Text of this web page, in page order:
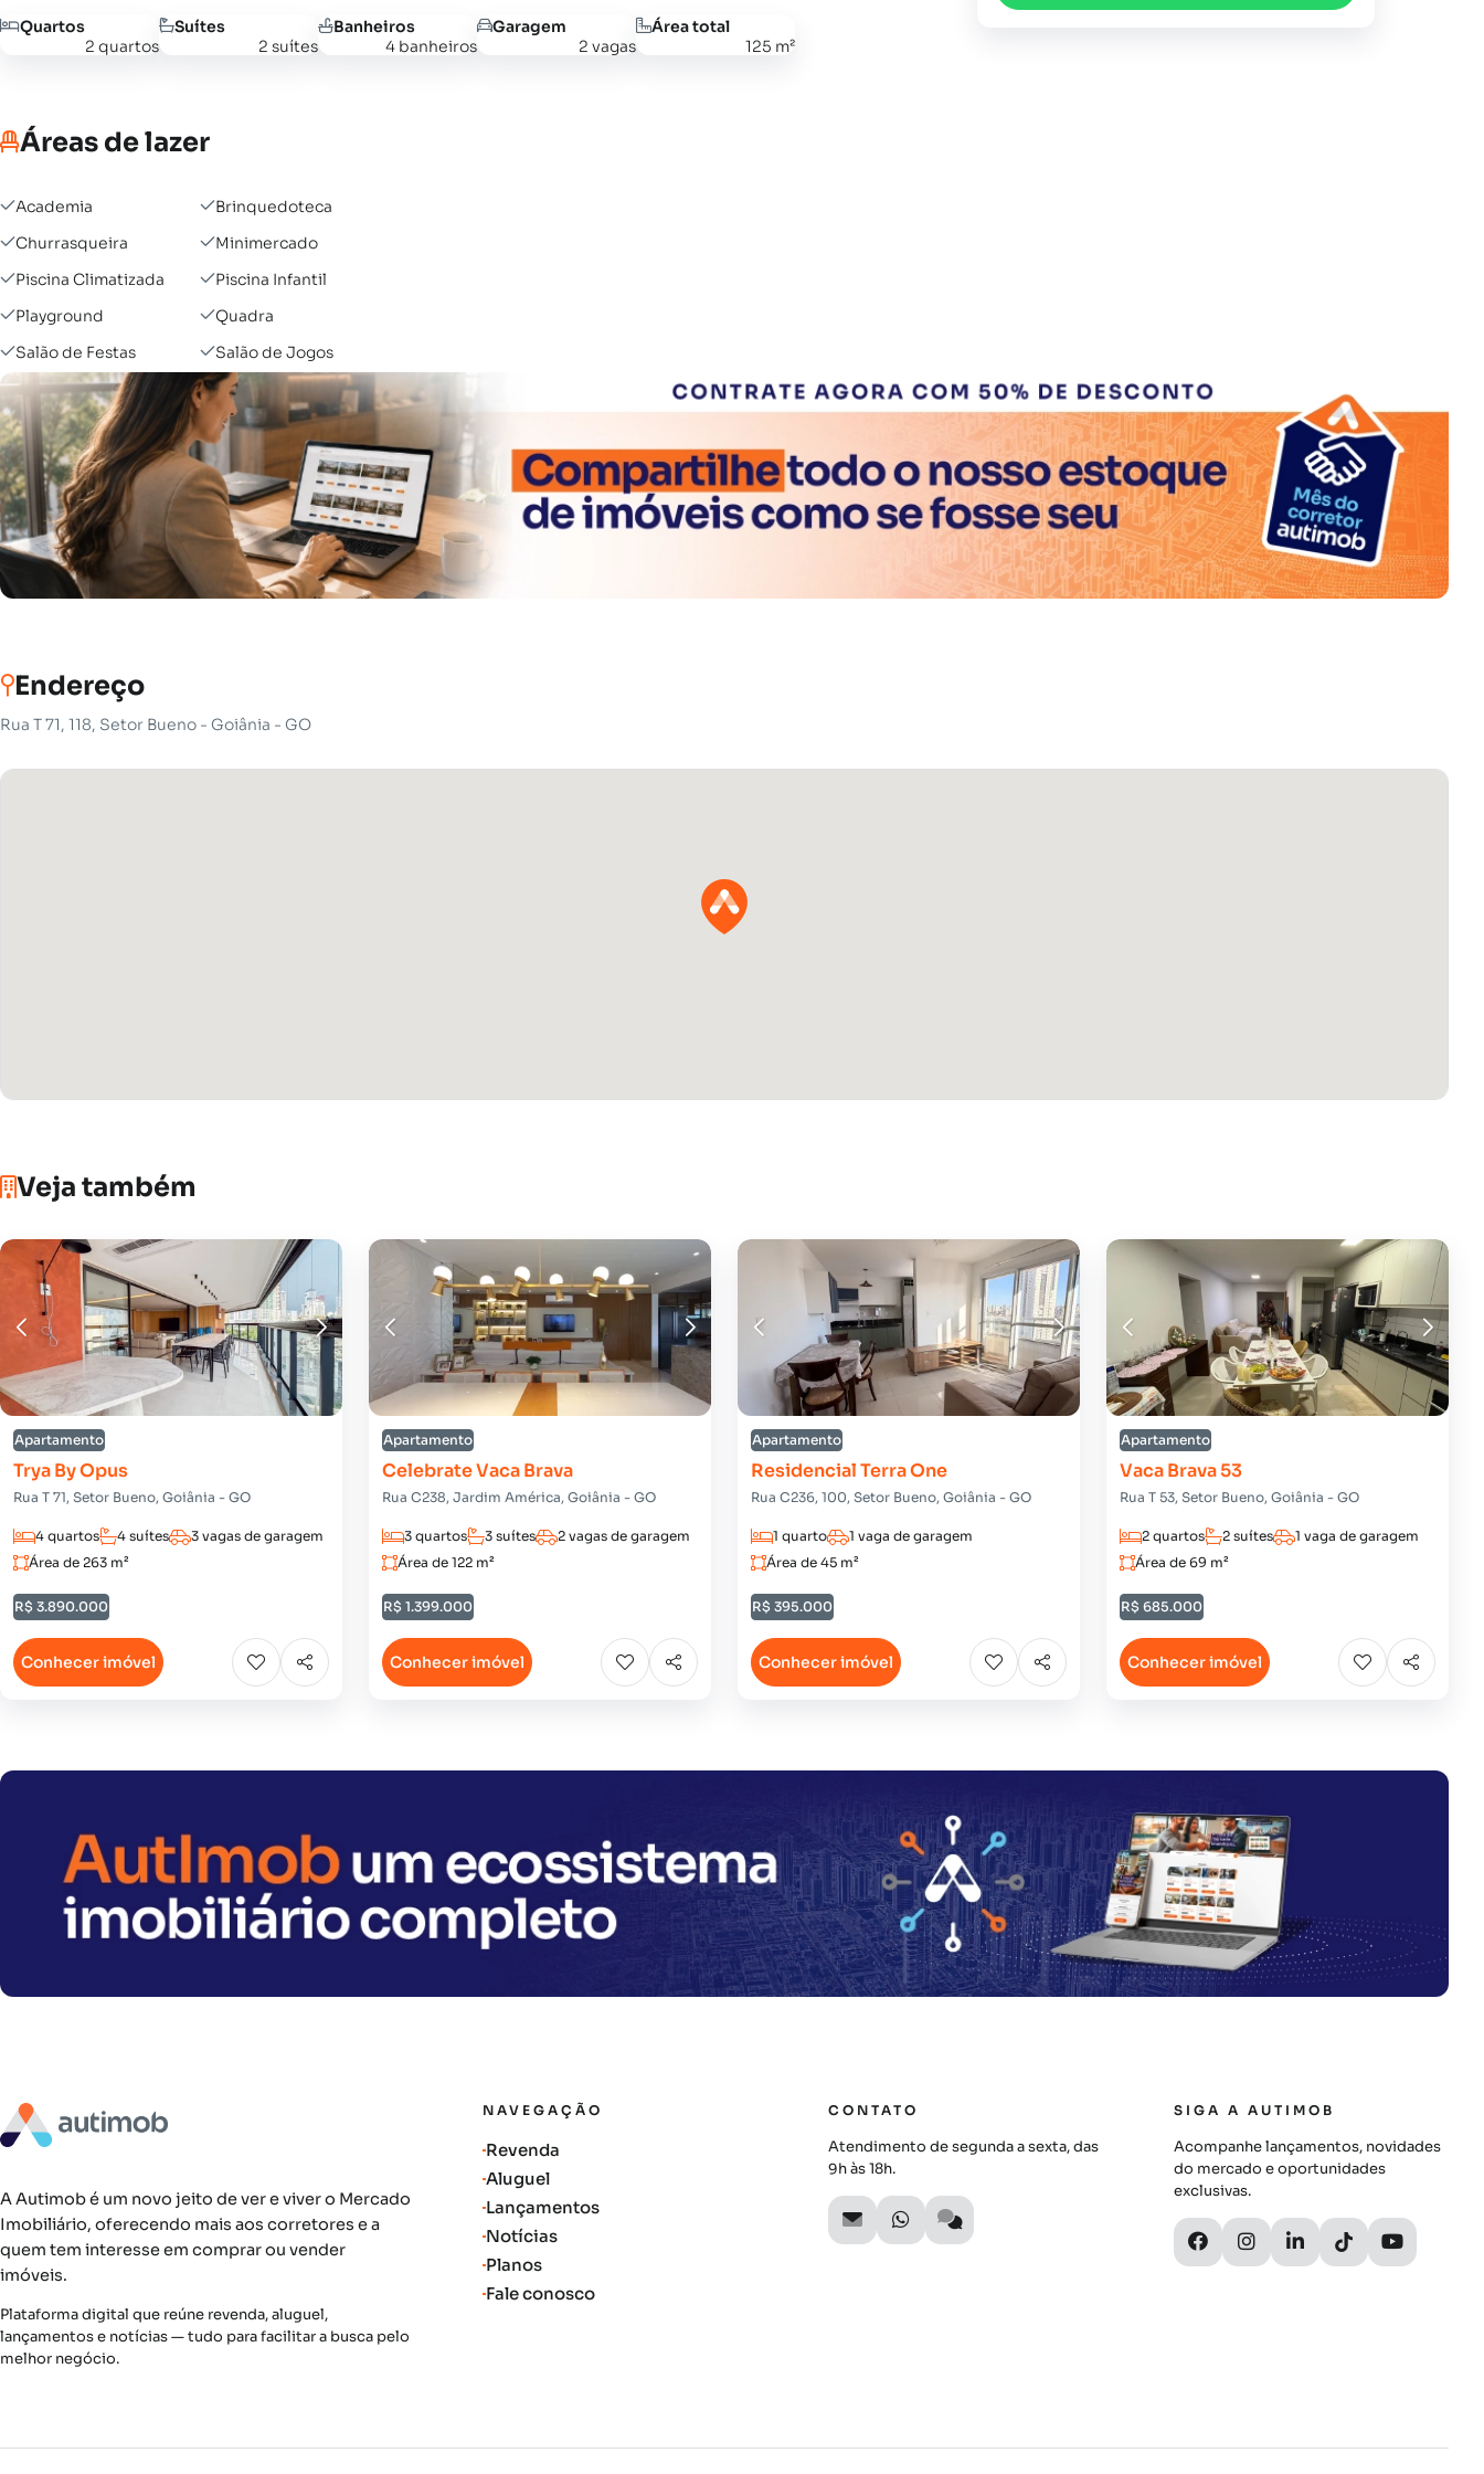
Quartos
2 quartos
Suítes
2 suítes
Banheiros
4 banheiros
Garagem
2 vagas
Área total
125 m²
Áreas de lazer
Academia
Brinquedoteca
Churrasqueira
Minimercado
Piscina Climatizada
Piscina Infantil
Playground
Quadra
Salão de Festas
Salão de Jogos
Endereço
Rua T 71, 118, Setor Bueno - Goiânia - GO
Veja também
Apartamento
Trya By Opus
Rua T 71, Setor Bueno, Goiânia - GO
4 quartos 4 suítes
3 vagas de garagem
Área de 263 m²
R$ 3.890.000
Conhecer imóvel
Apartamento
Celebrate Vaca Brava
Rua C238, Jardim América, Goiânia - GO
3 quartos 3 suítes
2 vagas de garagem
Área de 122 m²
R$ 1.399.000
Conhecer imóvel
Apartamento
Residencial Terra One
Rua C236, 100, Setor Bueno, Goiânia - GO
1 quarto
1 vaga de garagem
Área de 45 m²
R$ 395.000
Conhecer imóvel
Apartamento
Vaca Brava 53
Rua T 53, Setor Bueno, Goiânia - GO
2 quartos 2 suítes
1 vaga de garagem
Área de 69 m²
R$ 685.000
Conhecer imóvel
A Autimob é um novo jeito de ver e viver o Mercado
Imobiliário, oferecendo mais aos corretores e a
quem tem interesse em comprar ou vender
imóveis.
Plataforma digital que reúne revenda, aluguel,
lançamentos e notícias — tudo para facilitar a busca pelo
melhor negócio.
NAVEGAÇÃO
Revenda
Aluguel
Lançamentos
Notícias
Planos
Fale conosco
CONTATO
Atendimento de segunda a sexta, das
9h às 18h.
SIGA A AUTIMOB
Acompanhe lançamentos, novidades
do mercado e oportunidades
exclusivas.